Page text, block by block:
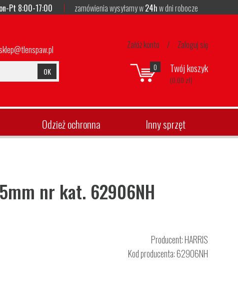
Pt 8:00-17:00 zamówienia wysyłamy w24hw dni robocze
OK
Załóż konto / Zaloguj się
0 Twój koszyk
(0,00 zł)
Odzież ochronna Inny sprzęt
nr kat. 62906NH
Producent:HARRIS
Kod producenta: 62906NH